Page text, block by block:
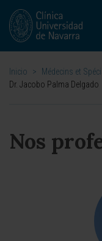
Inicio > Médecins et
Dr. Jacobo Palma Delgado
Nos